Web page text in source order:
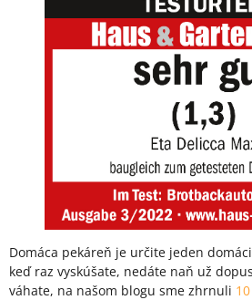
Domáca pekáreň je určite jeden
keď raz vyskúšate, nedáte naň už
váhate, na našom blogu sme zhrnuli